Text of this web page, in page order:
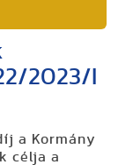
2023/I
a Kormány
célja a